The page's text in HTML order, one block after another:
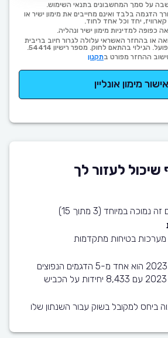
על סמך המחשבונים בתנאי השימוש.
הדגמה בלבד ואינם מחייבים את מימון ישיר או
יחד וכל אחד לחוד.
כפופה למדיניות מימון ישיר ונהליה.
או בהחזר האשראי עלולה לגרור חיוב בריבית
הגילוי בהתאם לחוק. מספר רישיון 54414.
ההחזר מפורט בתקנון
אישור מימון אונליין
שיכול לעזור לך
במיוחד (3 מתוך 15)
יונדאי אלנטרה שנת 2023 הוא אחד מ-5 הדגמים הנפוצים
ביחס למקובל בשוק עבור השנתון שלו